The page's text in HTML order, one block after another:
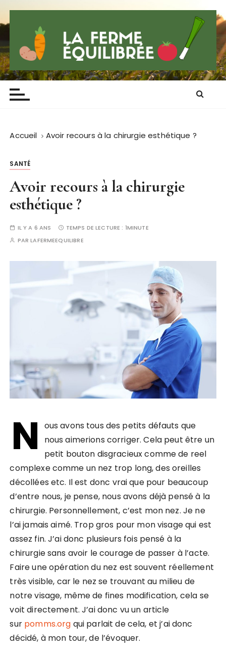
s
e
r
a Lafermeequilibre
Blog qui sent la province
Accueil Avoir recours à la chirurgie esthétique ?
SANTÉ
Avoir recours à la chirurgie
esthétique ?
IL Y A 6 ANS TEMPS DE LECTURE : 1MINUTE
PARLAFERMEEQUILIBRE
N
ous avons tous des petits défauts que
nous aimerions corriger. Cela peut être un
petit bouton disgracieux comme de reel
complexe comme un nez trop long, des oreilles
décollées etc. Il est donc vrai que pour beaucoup
d’entre nous, je pense, nous avons déjà pensé à la
chirurgie. Personnellement, c’est mon nez. Je ne
l’ai jamais aimé. Trop gros pour mon visage qui est
assez fin. J’ai donc plusieurs fois pensé à la
chirurgie sans avoir le courage de passer à l’acte.
Faire une opération du nez est souvent réellement
très visible, car le nez se trouvant au milieu de
notre visage, même de fines modification, cela se
voit directement. J’ai donc vu un article
sur pomms.org qui parlait de cela, et j’ai donc
décidé, à mon tour, de l’évoquer.